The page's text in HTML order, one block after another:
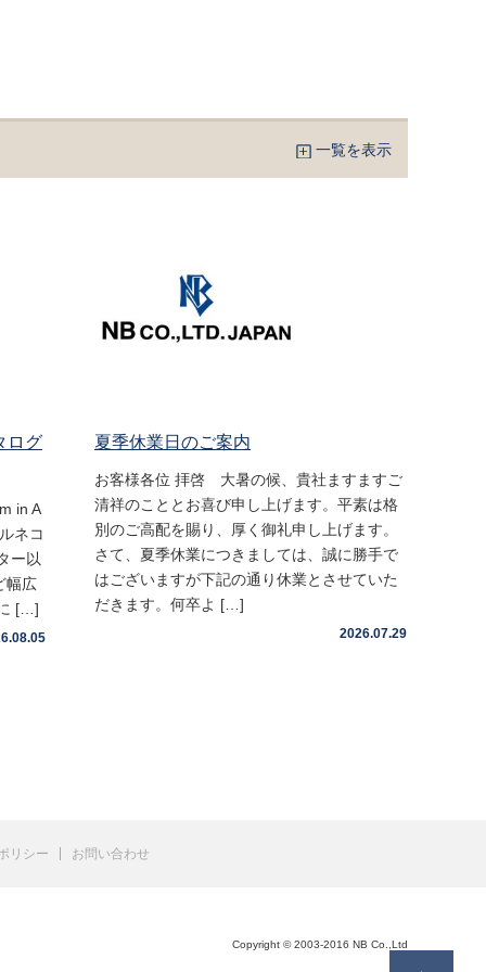
一覧を表示
ログ
in A
ネコ
ー以
幅広
[…]
夏季休業日のご案内
お客様各位 拝啓 大暑の候、貴社ますますご
清祥のこととお喜び申し上げます。平素は格
別のご高配を賜り、厚く御礼申し上げます。
さて、夏季休業につきましては、誠に勝手で
はございますが下記の通り休業とさせていた
だきます。何卒よ […]
2026.07.29
リシー お問い合わせ
Copyright © 2003-2016 NB Co.,Ltd